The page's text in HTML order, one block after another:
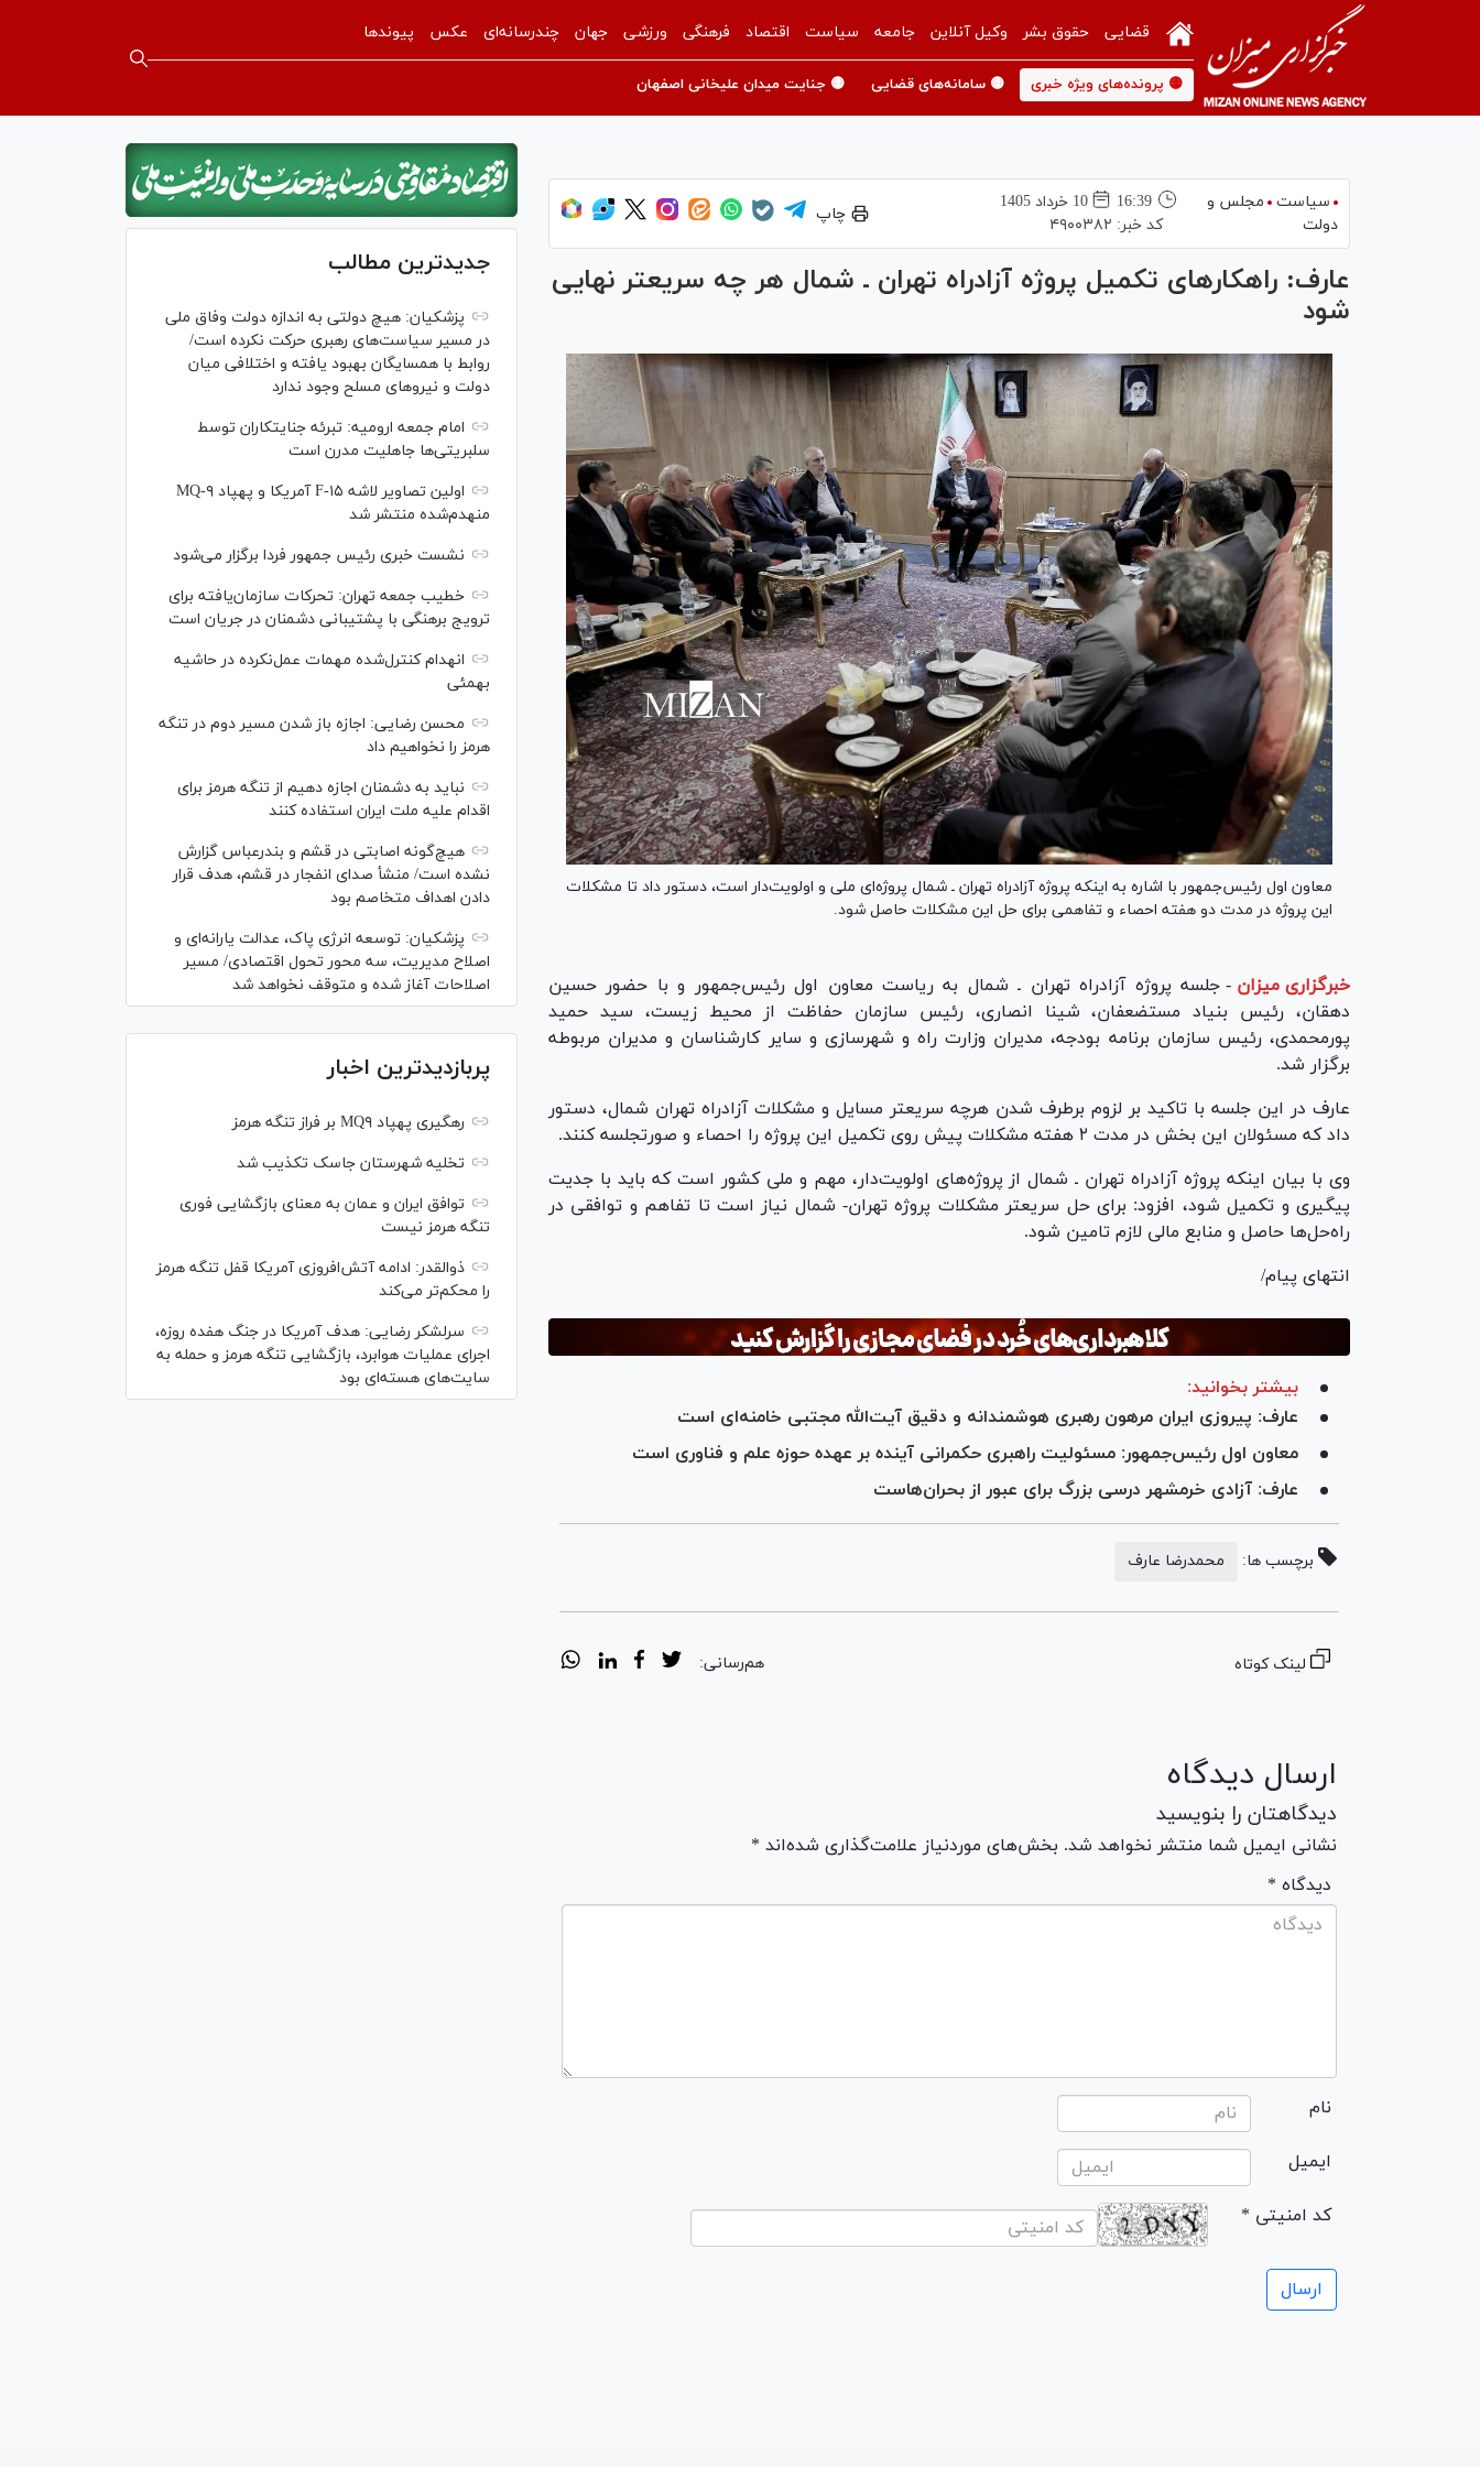
قضایی حقوق بشر وکیل آنلاین جامعه سیاست اقتصاد فرهنگی ورزشی جهان چندرسانه‌ای عکس پیوندها
🟡 پرونده‌های ویژه خبری 🟡 سامانه‌های قضایی 🟡 جنایت میدان علیخانی اصفهان
سیاست
مجلس و
دولت
16:39
10 خرداد 1405
کد خبر: ۴۹۰۰۳۸۲
چاپ
عارف: راهکار‌های تکمیل پروژه آزادراه تهران ـ شمال هر چه سریعتر نهایی
شود
معاون اول رئیس‌جمهور با اشاره به اینکه پروژه آزادراه تهران ـ شمال پروژه‌ای ملی و اولویت‌دار است، دستور داد تا مشکلات
این پروژه در مدت دو هفته احصاء و تفاهمی برای حل این مشکلات حاصل شود.
خبرگزاری میزان - جلسه پروژه آزادراه تهران ـ شمال به ریاست معاون اول رئیس‌جمهور و با حضور حسین
دهقان، رئیس بنیاد مستضعفان، شینا انصاری، رئیس سازمان حفاظت از محیط زیست، سید حمید
پورمحمدی، رئیس سازمان برنامه بودجه، مدیران وزارت راه و شهرسازی و سایر کارشناسان و مدیران مربوطه
برگزار شد.
عارف در این جلسه با تاکید بر لزوم برطرف شدن هرچه سریعتر مسایل و مشکلات آزادراه تهران شمال، دستور
داد که مسئولان این بخش در مدت ۲ هفته مشکلات پیش روی تکمیل این پروژه را احصاء و صورتجلسه کنند.
وی با بیان اینکه پروژه آزادراه تهران ـ شمال از پروژه‌های اولویت‌دار، مهم و ملی کشور است که باید با جدیت
پیگیری و تکمیل شود، افزود: برای حل سریعتر مشکلات پروژه تهران- شمال نیاز است تا تفاهم و توافقی در
راه‌حل‌ها حاصل و منابع مالی لازم تامین شود.
انتهای پیام/
بیشتر بخوانید:
عارف: پیروزی ایران مرهون رهبری هوشمندانه و دقیق آیت‌الله مجتبی خامنه‌ای است
معاون اول رئیس‌جمهور: مسئولیت راهبری حکمرانی آینده بر عهده حوزه علم و فناوری است
عارف: آزادی خرمشهر درسی بزرگ برای عبور از بحران‌هاست
برچسب ها: محمدرضا عارف
لینک کوتاه هم‌رسانی:
ارسال دیدگاه
دیدگاهتان را بنویسید
نشانی ایمیل شما منتشر نخواهد شد. بخش‌های موردنیاز علامت‌گذاری شده‌اند *
* دیدگاه
نام
ایمیل
* کد امنیتی
جدیدترین مطالب
پزشکیان: هیچ دولتی به اندازه دولت وفاق ملی
در مسیر سیاست‌های رهبری حرکت نکرده است/
روابط با همسایگان بهبود یافته و اختلافی میان
دولت و نیروهای مسلح وجود ندارد
امام جمعه ارومیه: تبرئه جنایتکاران توسط
سلبریتی‌ها جاهلیت مدرن است
اولین تصاویر لاشه F-۱۵ آمریکا و پهپاد MQ-۹
منهدم‌شده منتشر شد
نشست خبری رئیس‌ جمهور فردا برگزار می‌شود
خطیب جمعه تهران: تحرکات سازمان‌یافته برای
ترویج برهنگی با پشتیبانی دشمنان در جریان است
انهدام کنترل‌شده مهمات عمل‌نکرده در حاشیه
بهمئی
محسن رضایی: اجازه باز شدن مسیر دوم در تنگه
هرمز را نخواهیم داد
نباید به دشمنان اجازه دهیم از تنگه هرمز برای
اقدام علیه ملت ایران استفاده کنند
هیچ‌گونه اصابتی در قشم و بندرعباس گزارش
نشده است/ منشأ صدای انفجار در قشم، هدف قرار
دادن اهداف متخاصم بود
پزشکیان: توسعه انرژی پاک، عدالت یارانه‌ای و
اصلاح مدیریت، سه محور تحول اقتصادی/ مسیر
اصلاحات آغاز شده و متوقف نخواهد شد
پربازدیدترین اخبار
رهگیری پهپاد MQ۹ بر فراز تنگه هرمز
تخلیه شهرستان جاسک تکذیب شد
توافق ایران و عمان به معنای بازگشایی فوری
تنگه هرمز نیست
ذوالقدر: ادامه آتش‌افروزی آمریکا قفل تنگه هرمز
را محکم‌تر می‌کند
سرلشکر رضایی: هدف آمریکا در جنگ هفده روزه،
اجرای عملیات هوابرد، بازگشایی تنگه هرمز و حمله به
سایت‌های هسته‌ای بود